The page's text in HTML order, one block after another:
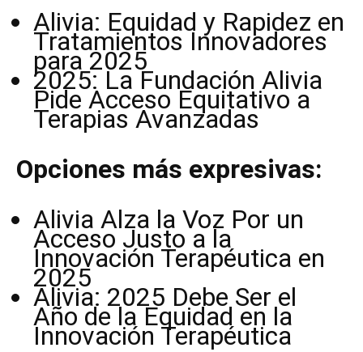
Alivia: Equidad y Rapidez en
Tratamientos Innovadores
para 2025
2025: La Fundación Alivia
Pide Acceso Equitativo a
Terapias Avanzadas
Opciones más expresivas:
Alivia Alza la Voz Por un
Acceso Justo a la
Innovación Terapéutica en
2025
Alivia: 2025 Debe Ser el
Año de la Equidad en la
Innovación Terapéutica